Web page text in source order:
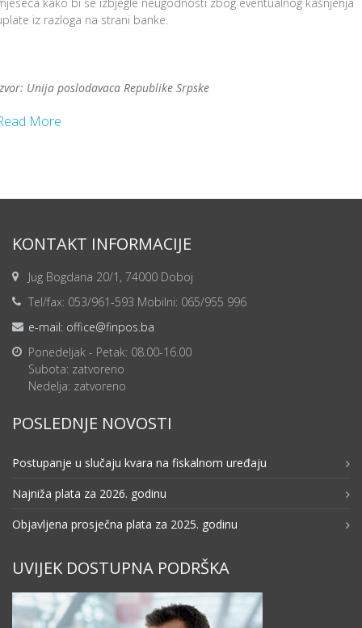
iz razloga na strani banke.
Unija poslodavaca Republike Srpske
More
KONTAKT INFORMACIJE
Jug Bogdana 20/1, 74000 Doboj
Tel/fax: 053/961-593 Mobilni: 065/955 996
e-mail: office@finpos.ba
Ponedeljak - Petak: 08.00-16.00
Subota: zatvoreno
Nedelja: zatvoreno
POSLEDNJE NOVOSTI
Postupanje u slučaju kvara na fiskalnom uređaju
Najniža plata za 2026. godinu
Objavljena prosječna plata za 2025. godinu
UVIJEK DOSTUPNA PODRŠKA